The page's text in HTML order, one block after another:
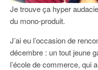
Je trouve ça hyper
du mono-produit.
J’ai eu l’occasion de
décembre : un tout jeune
l’école de commerce, qui